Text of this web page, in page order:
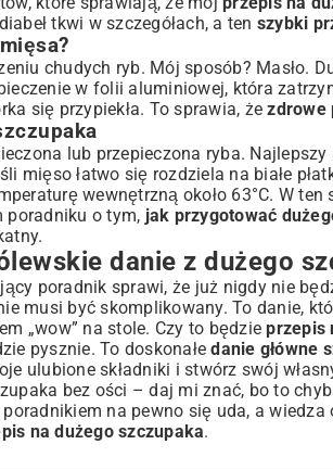
tkwi w szczegółach, a ten szybki
chudych ryb. Mój sposób? Masło.
w folii aluminiowej, która
się przypiekła. To sprawia, żezdrowe
lub przepieczona ryba.
mięso łatwo się rozdziela na białe
wewnętrzną około 63°C. W
poradniku o tym, jak przygotować
danie z dużego
poradnik sprawi, że już nigdy nie
musi być skomplikowany. To danie,
„wow” na stole. Czy to będzieprzepis
pysznie. To doskonałedanie główne
ulubione składniki i stwórz swój
bez ości – daj mi znać, bo to
na pewno się uda, a wiedza
na dużego szczupaka.